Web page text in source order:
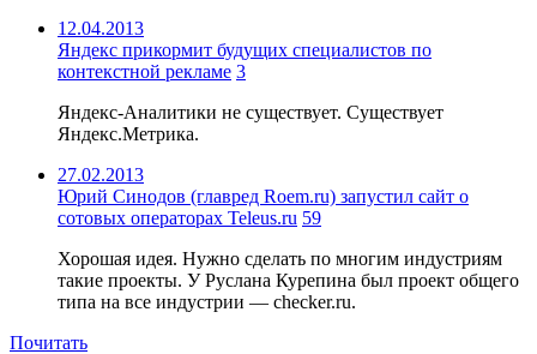
12.04.2013
Яндекс прикормит будущих специалистов по
контекстной рекламе 3
Яндекс-Аналитики не существует. Существует
Яндекс.Метрика.
27.02.2013
Юрий Синодов (главред Roem.ru) запустил сайт о
сотовых операторах Teleus.ru 59
Хорошая идея. Нужно сделать по многим индустриям
такие проекты. У Руслана Курепина был проект общего
типа на все индустрии — checker.ru.
Почитать